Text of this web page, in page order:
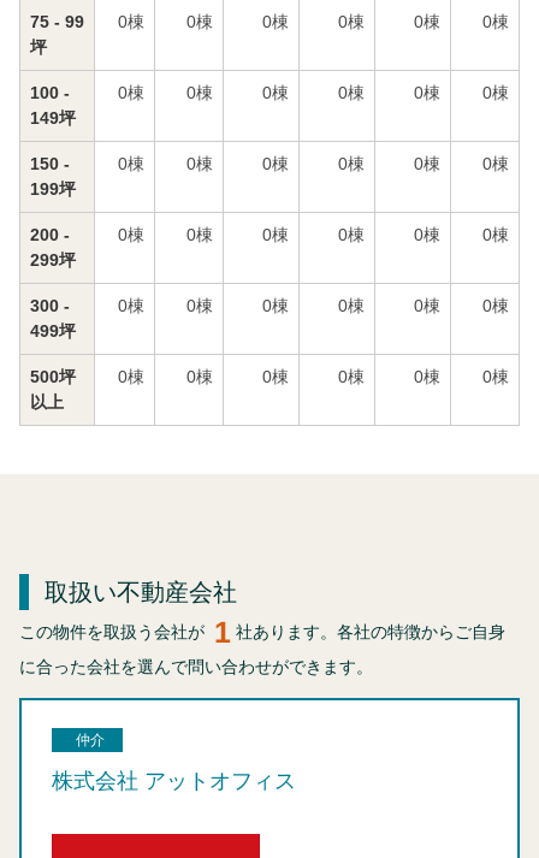
75 - 99
坪
0棟 0棟 0棟 0棟 0棟 0棟
100 -
149坪
0棟 0棟 0棟 0棟 0棟 0棟
150 -
199坪
0棟 0棟 0棟 0棟 0棟 0棟
200 -
299坪
0棟 0棟 0棟 0棟 0棟 0棟
300 -
499坪
0棟 0棟 0棟 0棟 0棟 0棟
500坪
以上
0棟 0棟 0棟 0棟 0棟 0棟
取扱い不動産会社
この物件を取扱う会社が 1 社あります。各社の特徴からご自身
に合った会社を選んで問い合わせができます。
仲介
株式会社 アットオフィス